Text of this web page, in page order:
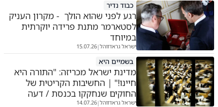
כבוד נדיר
רגע לפני שהוא הולך - מקרון העניק
לסטארמר מתנת פרידה יוקרתית
במיוחד
ישראל גראדווהל|
15.07.26
בשמיים היא
מדינת ישראל מכריזה: "התורה היא
חיינו!" | החשיבות הקריטית של
החוקים שנחקקו בכנסת / דעה
ישראל גראדווהל|
14.07.26